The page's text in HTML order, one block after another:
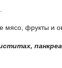
мясо, фрукты и